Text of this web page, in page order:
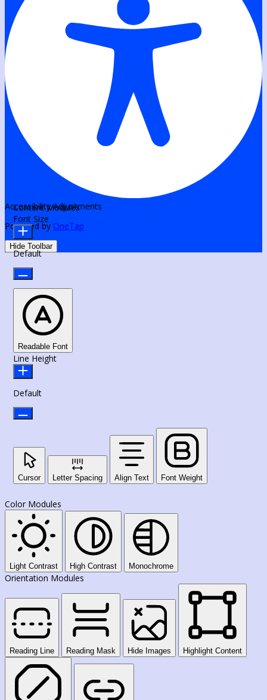
Accessibility Adjustments
Powered by OneTap
Hide Toolbar
Content Modules
Font Size
Default
Readable Font
Line Height
Default
Cursor Letter Spacing Align Text Font Weight
Color Modules
Light Contrast High Contrast Monochrome
Orientation Modules
Reading Line Reading Mask Hide Images Highlight Content